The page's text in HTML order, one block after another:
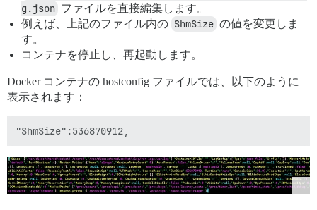
g.json ファイルを直接編集します。
例えば、上記のファイル内の ShmSize の値を変更しま
す。
コンテナを停止し、再起動します。
Docker コンテナの hostconfig ファイルでは、以下のように
表示されます：